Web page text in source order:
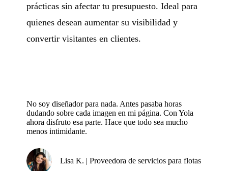
prácticas sin afectar tu presupuesto. Ideal para
quienes desean aumentar su visibilidad y
convertir visitantes en clientes.
No soy diseñador para nada. Antes pasaba horas
dudando sobre cada imagen en mi página. Con Yola
ahora disfruto esa parte. Hace que todo sea mucho
menos intimidante.
Lisa K. | Proveedora de servicios para flotas